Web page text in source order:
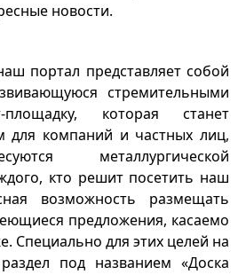
новости.
портал представляет собой
стремительными
площадку, которая станет
для компаний и частных лиц,
металлургической
кто решит посетить наш
возможность размещать
предложения, касаемо
Специально для этих целей на
под названием «Доска